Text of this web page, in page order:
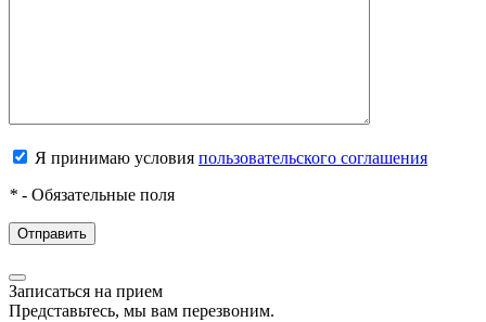
Я принимаю условия пользовательского соглашения
* - Обязательные поля
Записаться на прием
Представьтесь, мы вам перезвоним.